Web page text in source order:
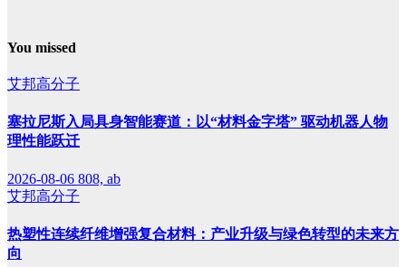
You missed
艾邦高分子
塞拉尼斯入局具身智能赛道：以“材料金字塔” 驱动机器人物
理性能跃迁
2026-08-06 808, ab
艾邦高分子
热塑性连续纤维增强复合材料：产业升级与绿色转型的未来方
向